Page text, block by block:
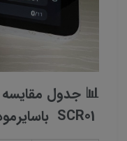
📊 جدول